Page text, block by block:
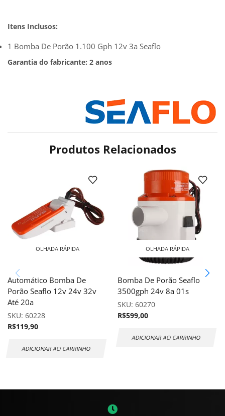
Itens Inclusos:
1 Bomba De Porão 1.100 Gph 12v 3a Seaflo
Garantia do fabricante: 2 anos
Produtos Relacionados
OLHADA RÁPIDA
Automático Bomba De
Porão Seaflo 12v 24v 32v
Até 20a
SKU: 60228
R$119,90
ADICIONAR AO CARRINHO
OLHADA RÁPIDA
Bomba De Porão Seaflo
3500gph 24v 8a 01s
SKU: 60270
R$599,00
ADICIONAR AO CARRINHO